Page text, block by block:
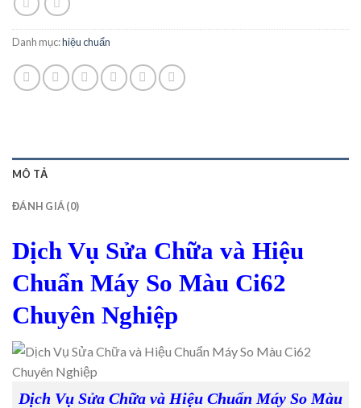
Danh mục:hiệu chuẩn
MÔ TẢ
ĐÁNH GIÁ (0)
Dịch Vụ Sửa Chữa và Hiệu
Chuẩn Máy So Màu Ci62
Chuyên Nghiệp
Dịch Vụ Sửa Chữa và Hiệu Chuẩn Máy So Màu